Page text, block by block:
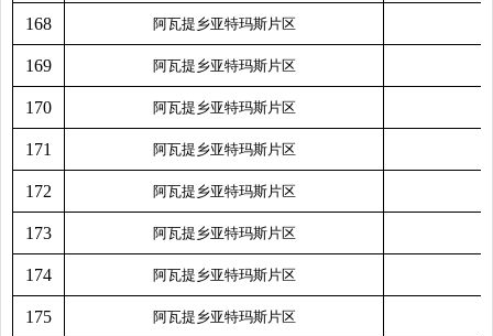
168 阿瓦提乡亚特玛斯片区
169 阿瓦提乡亚特玛斯片区
170 阿瓦提乡亚特玛斯片区
171 阿瓦提乡亚特玛斯片区
172 阿瓦提乡亚特玛斯片区
173 阿瓦提乡亚特玛斯片区
174 阿瓦提乡亚特玛斯片区
175 阿瓦提乡亚特玛斯片区